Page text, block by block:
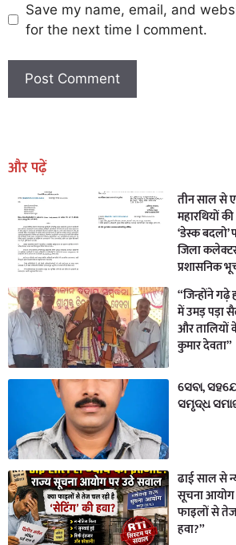
Save my name, email, and
for the next time I comment.
और पढ़ें
तीन साल से
महारथियों
‘डेस्क
जिला
प्रशासनिक
“जिन्होंने गढ़े
में उमड़ पड़ा
और तालियों
कुमार देवता”
ସେବା,
ସମୃଦ୍ଧ
ढाई साल से
सूचना
फाइलों से तेज
हवा?”